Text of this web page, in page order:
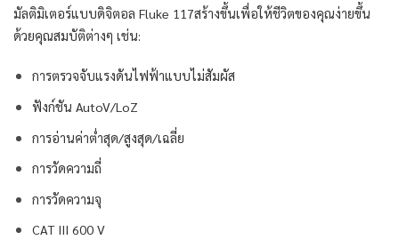
มัลติมิเตอร์แบบดิจิตอล Fluke 117สร้างขึ้นเพื่อให้ชีวิตของคุณง่ายขึ้น
ด้วยคุณสมบัติต่างๆ เช่น:
การตรวจจับแรงดันไฟฟ้าแบบไม่สัมผัส
ฟังก์ชัน AutoV/LoZ
การอ่านค่าต่ำสุด/สูงสุด/เฉลี่ย
การวัดความถี่
การวัดความจุ
CAT III 600 V